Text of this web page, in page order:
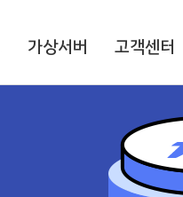
가상서버 고객센터